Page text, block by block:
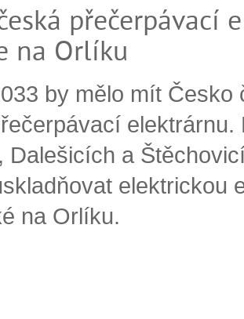
přečerpávací
na Orlíku
by mělo mít Česko
elektrárnu.
Dalešicích a
elektrickou
na Orlíku.